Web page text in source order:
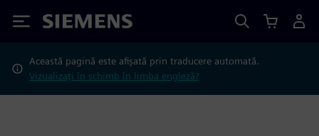
Siemens
Această pagină este afișată prin traducere automată.
Vizualizați în schimb în limba engleză?